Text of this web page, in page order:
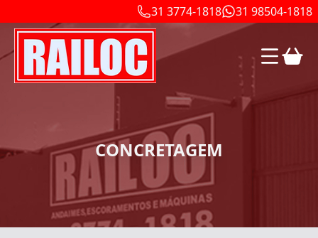
31 3774-1818 31 98504-1818
CONCRETAGEM